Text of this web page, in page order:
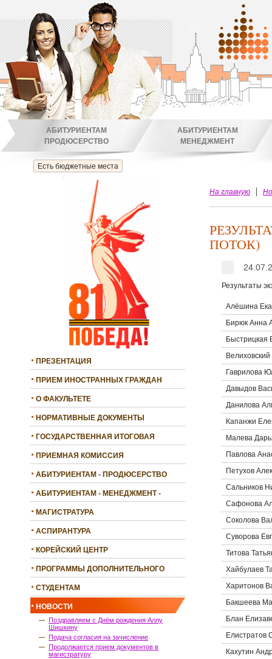
Есть бюджетные места
АБИТУРИЕНТАМ
ПРОДЮСЕРСТВО
АБИТУРИЕНТАМ
МЕНЕДЖМЕНТ
ПРЕЗЕНТАЦИЯ
ПРИЕМ ИНОСТРАННЫХ ГРАЖДАН
О ФАКУЛЬТЕТЕ
НОРМАТИВНЫЕ ДОКУМЕНТЫ
ГОСУДАРСТВЕННАЯ ИТОГОВАЯ
ПРИЕМНАЯ КОМИССИЯ
АБИТУРИЕНТАМ - ПРОДЮСЕРСТВО
АБИТУРИЕНТАМ - МЕНЕДЖМЕНТ -
МАГИСТРАТУРА
АСПИРАНТУРА
КОРЕЙСКИЙ ЦЕНТР
ПРОГРАММЫ ДОПОЛНИТЕЛЬНОГО
СТУДЕНТАМ
НОВОСТИ
Поздравляем с Днём рождения Аллу
Шишкину
Подача согласия на зачисление
Продолжается прием документов в
магистратуру
На главную
ПОТОК)
Результаты
Алёшина
Бирюк Анна
Быстрицкая
Гаврилова
Давыдов
Данилова
Капанжи
Малева
Павлова
Петухов
Сальников
Сафонова
Соколова
Суворова
Титова
Хайбулаев
Харитонов
Бакшеева
Блан
Елистратов
Кахутин